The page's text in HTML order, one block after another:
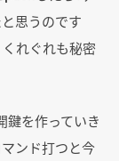
思うのです
れぐれも秘密
鍵を作っていき
ンド打つと今